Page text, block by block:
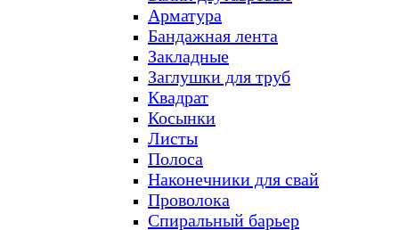
Арматура
Бандажная лента
Закладные
Заглушки для труб
Квадрат
Косынки
Листы
Полоса
Наконечники для свай
Проволока
Спиральный барьер